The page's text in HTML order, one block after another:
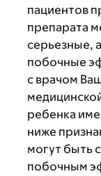
пациентов
препарата
серьезные,
побочные
с врачом
ребенка
ниже
могут быть
побочным